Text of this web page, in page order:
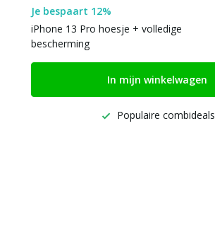
Je bespaart 12%
iPhone 13 Pro hoesje + volledige
bescherming
In mijn winkelwagen
Populaire combideals